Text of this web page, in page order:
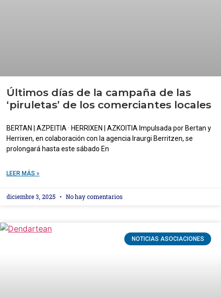
Últimos días de la campaña de las
‘piruletas’ de los comerciantes locales
BERTAN | AZPEITIA · HERRIXEN | AZKOITIA Impulsada por Bertan y
Herrixen, en colaboración con la agencia Iraurgi Berritzen, se
prolongará hasta este sábado En
LEER MÁS »
diciembre 3, 2025 No hay comentarios
NOTICIAS ASOCIACIONES